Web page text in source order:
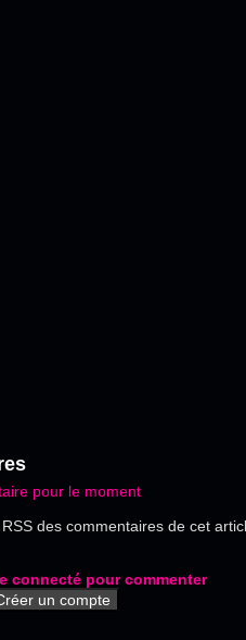
pour le moment
des commentaires de cet
connecté pour commenter